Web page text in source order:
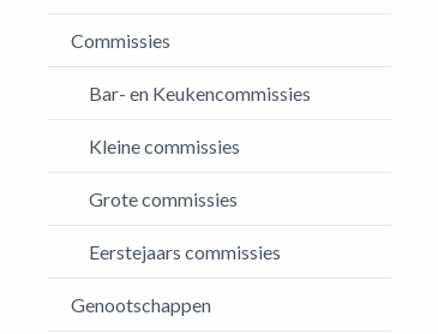
Commissies
Bar- en Keukencommissies
Kleine commissies
Grote commissies
Eerstejaars commissies
Genootschappen